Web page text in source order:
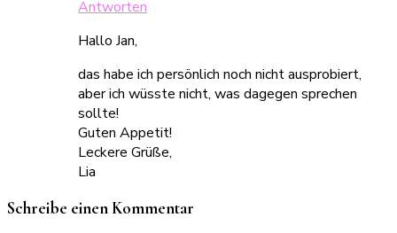
Antworten
Hallo Jan,
das habe ich persönlich noch nicht ausprobiert,
aber ich wüsste nicht, was dagegen sprechen
sollte!
Guten Appetit!
Leckere Grüße,
Lia
Schreibe einen Kommentar